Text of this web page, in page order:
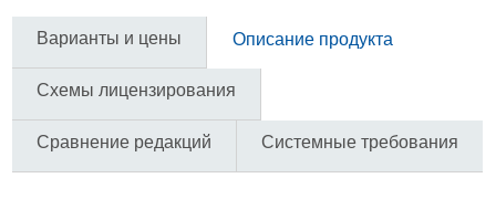
Варианты и цены Описание продукта
Схемы лицензирования
Сравнение редакций Системные требования